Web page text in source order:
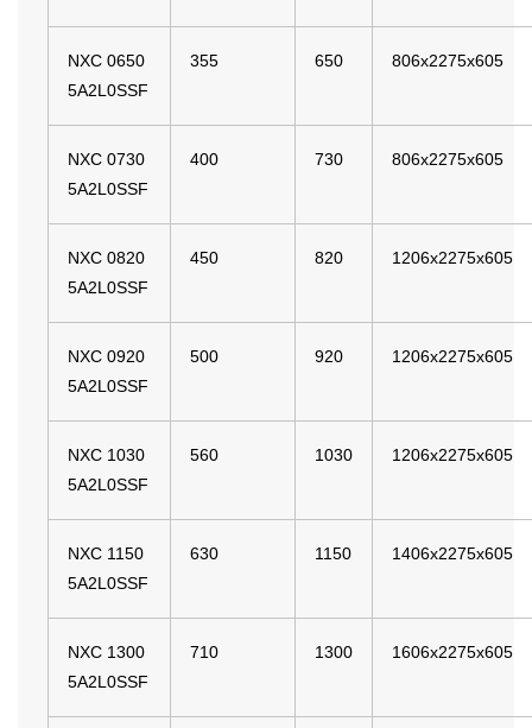
NXC 0650
5A2L0SSF
355 650 806x2275x605
NXC 0730
5A2L0SSF
400 730 806x2275x605
NXC 0820
5A2L0SSF
450 820 1206x2275x605
NXC 0920
5A2L0SSF
500 920 1206x2275x605
NXC 1030
5A2L0SSF
560 1030 1206x2275x605
NXC 1150
5A2L0SSF
630 1150 1406x2275x605
NXC 1300
5A2L0SSF
710 1300 1606x2275x605